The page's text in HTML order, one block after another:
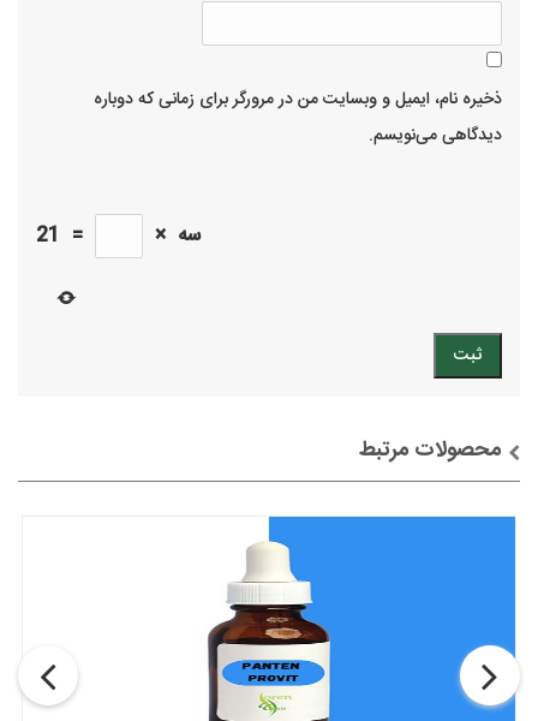
ذخیره نام، ایمیل و وبسایت من در مرورگر برای زمانی که دوباره
دیدگاهی می‌نویسم.
سه ×
=
21
محصولات مرتبط
توضیحات + خرید